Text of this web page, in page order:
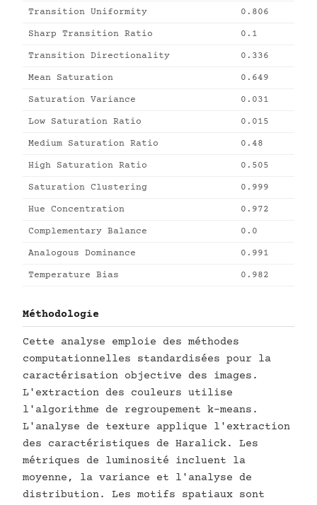
Transition Uniformity 0.806
Sharp Transition Ratio 0.1
Transition Directionality 0.336
Mean Saturation 0.649
Saturation Variance 0.031
Low Saturation Ratio 0.015
Medium Saturation Ratio 0.48
High Saturation Ratio 0.505
Saturation Clustering 0.999
Hue Concentration 0.972
Complementary Balance 0.0
Analogous Dominance 0.991
Temperature Bias 0.982
Méthodologie
Cette analyse emploie des méthodes
computationnelles standardisées pour la
caractérisation objective des images.
L'extraction des couleurs utilise
l'algorithme de regroupement k-means.
L'analyse de texture applique l'extraction
des caractéristiques de Haralick. Les
métriques de luminosité incluent la
moyenne, la variance et l'analyse de
distribution. Les motifs spatiaux sont